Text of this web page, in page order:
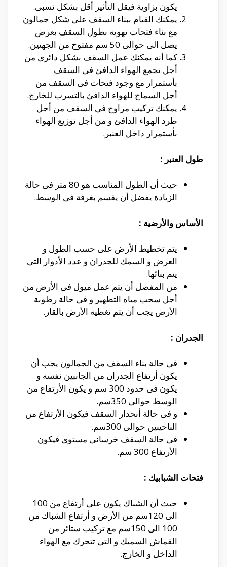
يكون بزاوية فيقل التأثير أقل بشكل نسبى.
يمكنك القيام ببناء السقف على شكل جمالون
مع بناء فتحات تهوية بطول السقف بعرض
يصل الى حوالى 50 سم مفتوح من الجهتين.
كما أنه يمكنك عمل السقف بشكل دائرى من
أجل تجمع الهواء الدافئ فى السقف
بأستمرار مع وجود فتحات فى السقف من
أجل السماح للهواء الدافئ بالتسرب للخارج.
يمكنك تركيب مراوح فى السقف من أجل
طرد الهواء الدافئ و من أجل توزيع الهواء
بأستمرار داخل العنبر.
طول العنبر :
حيث أن الطول المناسب هو 80 متر فى حالة
الزيادة يفضل أن يقسم بغرفة فى الوسط.
الأساس والأرضية :
يتم تخطيط الأرض على حسب الطول و
العرض و السمك للجدران و عدد الأدوار التى
يتم بنائها.
من المفضل أن يتم عمل ميول فى الأرض من
أجل سحب مياه التطهير و فى حالة رطوبة
الأرض يجب أن يتم تغطية الأرض بالقار.
الجدران :
فى حالة بناء السقف من الجمالون يجب أن
يكون أرتفاع الجدران من الجانبين نفسه و
يكون فى حدود 300 سم و يكون الأرتفاع من
الوسط حوالى 350سم.
و فى حالة أنحدار السقف فيكون الأرتفاع من
الناحينين حوالى 300سم.
فى حالة السقف خرسانى مستوى فيكون
الأرتفاع 300 سم.
فتحات الشبابيك :
حيث أن الشباك يكون على أرتفاع من 100
الى 120سم من الأرض و أرتفاع الشباك من
100 الى 150سم مع تركيب ستائر من
القماش السميك و التى تتحرك مع الهواء
الداخل و الخارج.